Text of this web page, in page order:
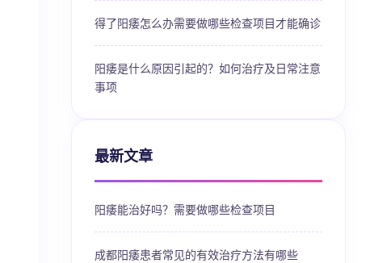
得了阳痿怎么办需要做哪些检查项目才能确诊
阳痿是什么原因引起的？如何治疗及日常注意
事项
最新文章
阳痿能治好吗？需要做哪些检查项目
成都阳痿患者常见的有效治疗方法有哪些